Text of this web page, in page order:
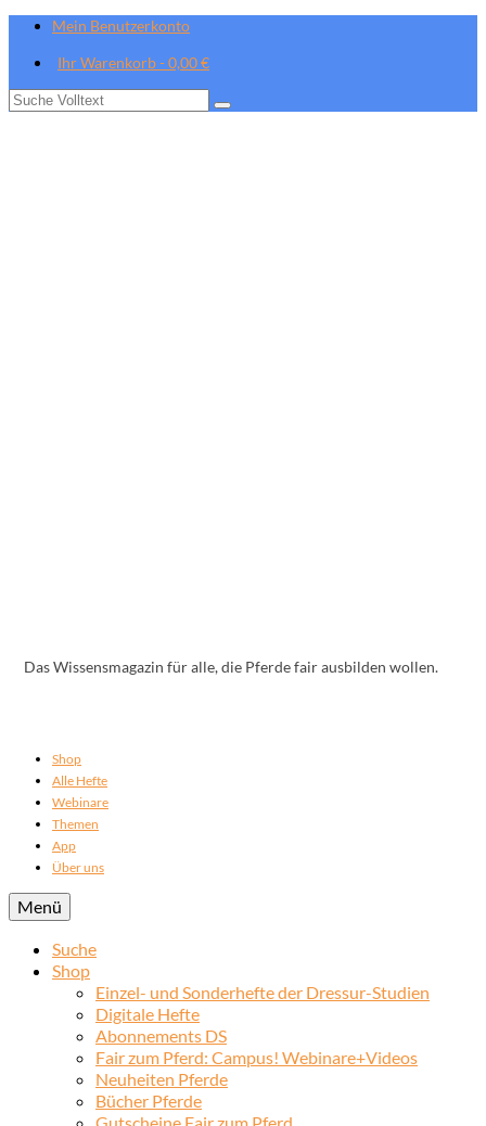
Mein Benutzerkonto
Ihr Warenkorb-0,00€
Suche
Das Wissensmagazin für alle, die Pferde fair ausbilden wollen.
Shop
Alle Hefte
Webinare
Themen
App
Über uns
Menü
Suche
Shop
Einzel- und Sonderhefte der Dressur-Studien
Digitale Hefte
Abonnements DS
Fair zum Pferd: Campus! Webinare+Videos
Neuheiten Pferde
Bücher Pferde
Gutscheine Fair zum Pferd